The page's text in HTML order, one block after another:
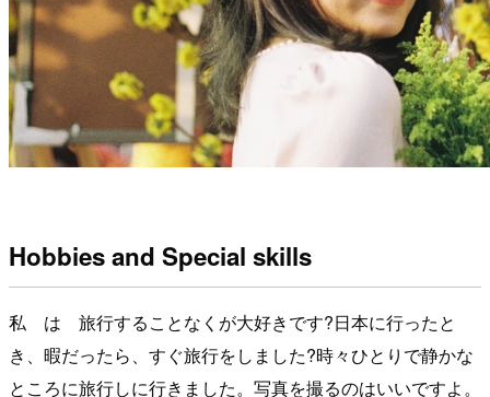
Hobbies and Special skills
私 は 旅行することなくが大好きです?日本に行ったと
き、暇だったら、すぐ旅行をしました?時々ひとりで静かな
ところに旅行しに行きました。写真を撮るのはいいですよ。